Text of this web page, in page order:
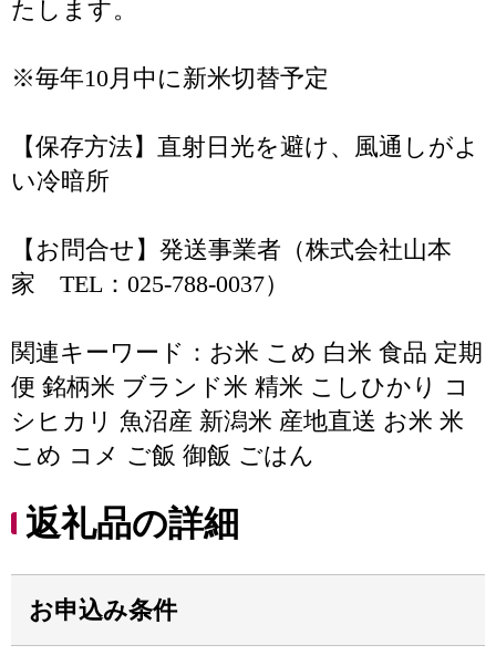
たします。
※毎年10月中に新米切替予定
【保存方法】直射日光を避け、風通しがよ
い冷暗所
【お問合せ】発送事業者（株式会社山本
家 TEL：025-788-0037）
関連キーワード：お米 こめ 白米 食品 定期
便 銘柄米 ブランド米 精米 こしひかり コ
シヒカリ 魚沼産 新潟米 産地直送 お米 米
こめ コメ ご飯 御飯 ごはん
返礼品の詳細
お申込み条件